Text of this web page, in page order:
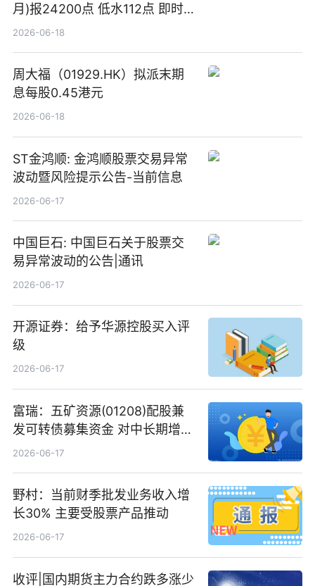
月)报24200点 低水112点 即时
焦点
2026-06-18
周大福（01929.HK）拟派末期
息每股0.45港元
2026-06-18
ST金鸿顺: 金鸿顺股票交易异常
波动暨风险提示公告-当前信息
2026-06-17
中国巨石: 中国巨石关于股票交
易异常波动的公告|通讯
2026-06-17
开源证券：给予华源控股买入评
级
2026-06-17
富瑞：五矿资源(01208)配股兼
发可转债募集资金 对中长期增长
和战略定位正面|当前焦点
2026-06-17
野村：当前财季批发业务收入增
长30% 主要受股票产品推动
2026-06-17
收评|国内期货主力合约跌多涨少